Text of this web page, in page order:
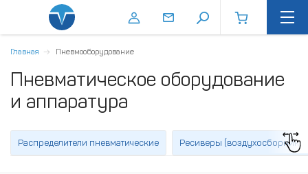
Главная Пневмооборудование
Пневматическое оборудование
и аппаратура
Распределители пневматические Ресиверы (воздухосборники)